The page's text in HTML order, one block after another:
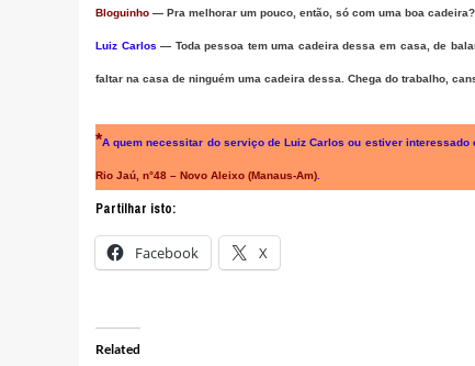
Bloguinho — Pra melhorar um pouco, então, só com uma boa cadeira?
Luiz Carlos — Toda pessoa tem uma cadeira dessa em casa, de
faltar na casa de ninguém uma cadeira dessa. Chega do trabalho,
*A quem necessitar do serviço de Luiz Carlos ou estiver
Rio Jaú, n°48 – Novo Aleixo (Manaus-Am)
Partilhar isto:
Facebook X
Related